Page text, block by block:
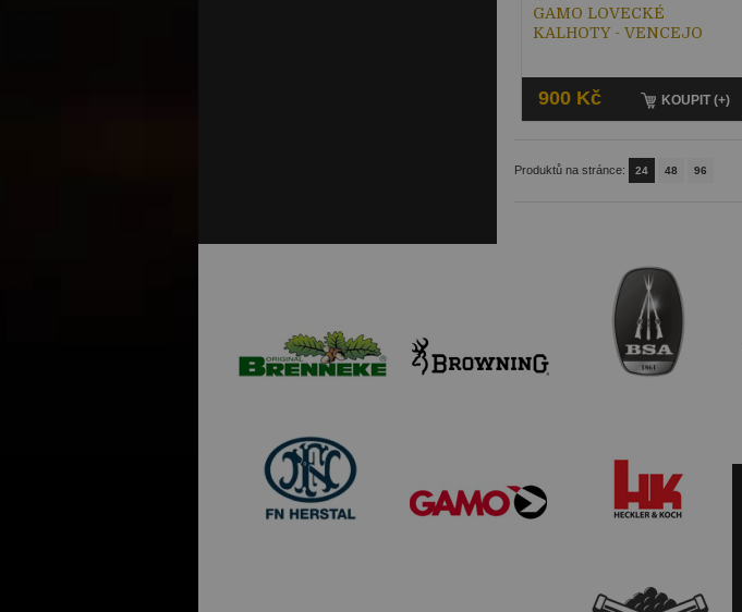
GAMO LOVECKÉ
KALHOTY - VENCEJO
900 Kč KOUPIT (+)
Produktů na stránce: 24 48 96